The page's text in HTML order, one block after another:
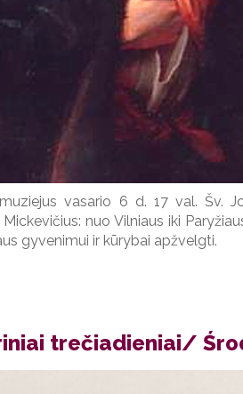
vasario 6 d. 17 val. Šv.
nuo Vilniaus iki
gyvenimui ir kūrybai apžvelgti.
trečiadieniai/